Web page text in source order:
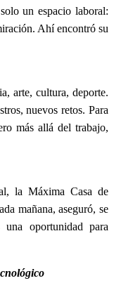
un espacio laboral:
Ahí encontró su
arte, cultura, deporte.
nuevos retos. Para
más allá del trabajo,
la Máxima Casa de
mañana, aseguró, se
oportunidad para